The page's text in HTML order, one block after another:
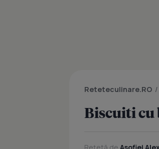
Reteteculinare.RO /
Biscuiti cu